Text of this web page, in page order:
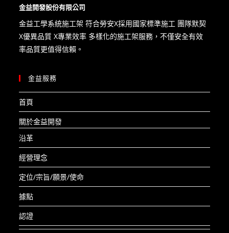
金益開發股份有限公司
金益工學系統施工架 符合勞安X​採用國家標準施工 團隊默契
X優異品質 X專業效率 多樣化的施工架服務，不僅安全有效
率品質更值得信賴。
金益服務
首頁
關於金益開發
沿革
經營理念
定位/宗旨/願景/使命
據點
認證